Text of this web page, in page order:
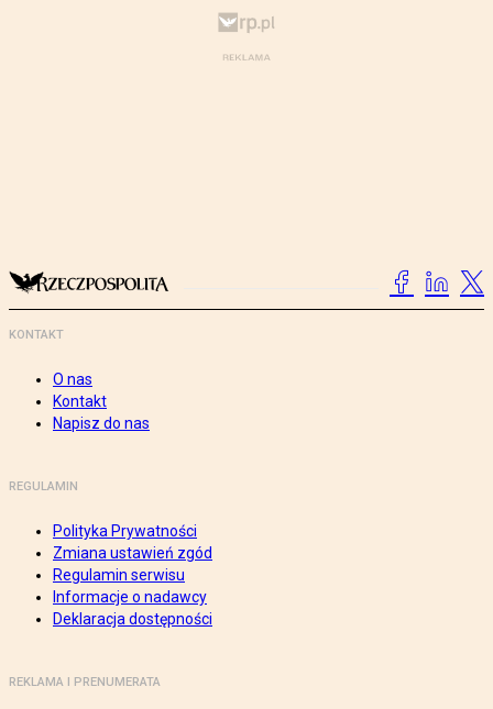
KONTAKT
O nas
Kontakt
Napisz do nas
REGULAMIN
Polityka Prywatności
Zmiana ustawień zgód
Regulamin serwisu
Informacje o nadawcy
Deklaracja dostępności
REKLAMA I PRENUMERATA